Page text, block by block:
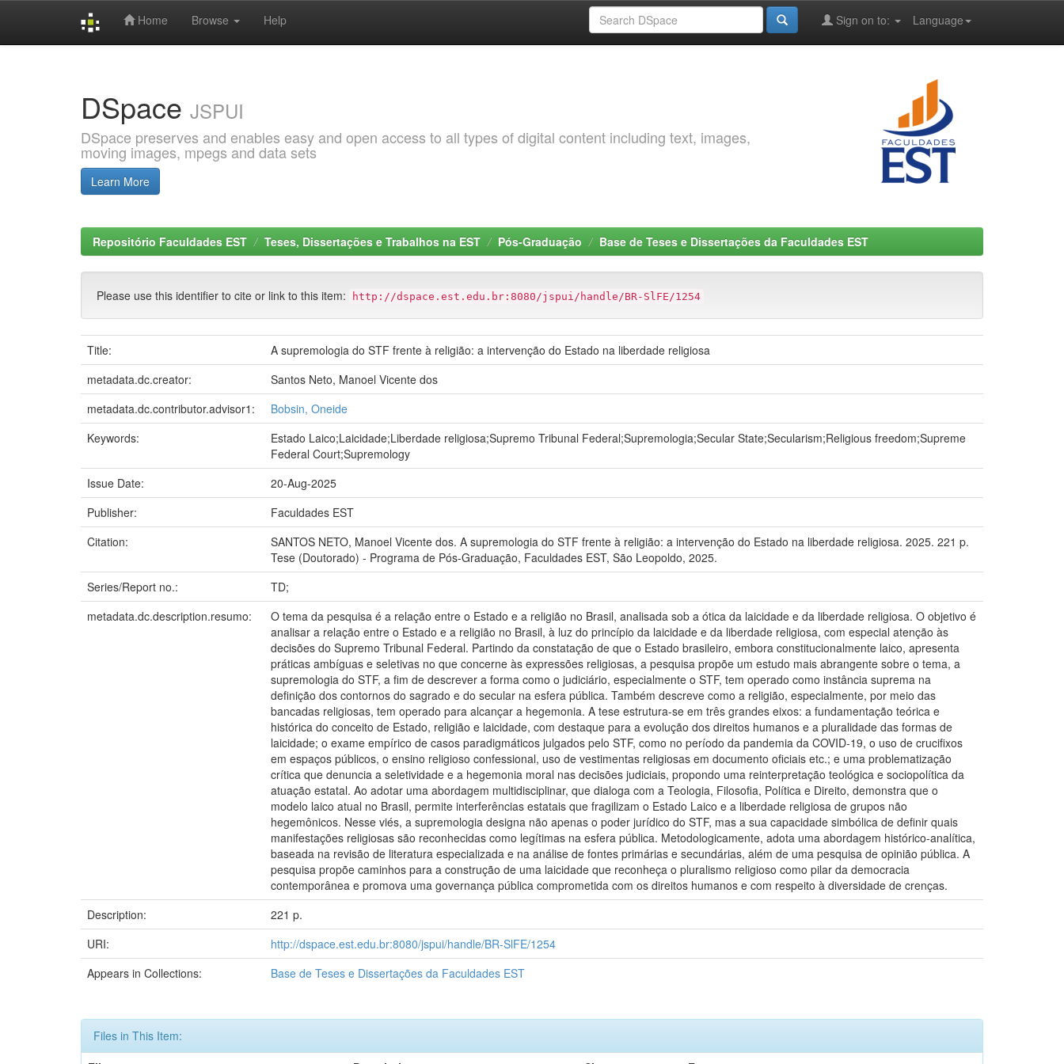
Home Browse Help Language
Sign on to:
DSpace JSPUI
DSpace preserves and enables easy and open access to all types of digital content including text, images,
moving images, mpegs and data sets
Learn More
Repositório Faculdades EST Teses, Dissertações e Trabalhos na EST Pós-Graduação Base de Teses e Dissertações da Faculdades EST
Please use this identifier to cite or link to this item: http://dspace.est.edu.br:8080/jspui/handle/BR-SlFE/1254
Title:
A supremologia do STF frente à religião: a intervenção do Estado na liberdade religiosa
metadata.dc.creator:
Santos Neto, Manoel Vicente dos
metadata.dc.contributor.advisor1:
Bobsin, Oneide
Keywords:
Estado Laico;Laicidade;Liberdade religiosa;Supremo Tribunal Federal;Supremologia;Secular State;Secularism;Religious freedom;Supreme
Federal Court;Supremology
Issue Date:
20-Aug-2025
Publisher:
Faculdades EST
Citation:
SANTOS NETO, Manoel Vicente dos. A supremologia do STF frente à religião: a intervenção do Estado na liberdade religiosa. 2025. 221 p.
Tese (Doutorado) - Programa de Pós-Graduação, Faculdades EST, São Leopoldo, 2025.
Series/Report no.:
TD;
metadata.dc.description.resumo:
O tema da pesquisa é a relação entre o Estado e a religião no Brasil, analisada sob a ótica da laicidade e da liberdade religiosa. O objetivo é
analisar a relação entre o Estado e a religião no Brasil, à luz do princípio da laicidade e da liberdade religiosa, com especial atenção às
decisões do Supremo Tribunal Federal. Partindo da constatação de que o Estado brasileiro, embora constitucionalmente laico, apresenta
práticas ambíguas e seletivas no que concerne às expressões religiosas, a pesquisa propõe um estudo mais abrangente sobre o tema, a
supremologia do STF, a fim de descrever a forma como o judiciário, especialmente o STF, tem operado como instância suprema na
definição dos contornos do sagrado e do secular na esfera pública. Também descreve como a religião, especialmente, por meio das
bancadas religiosas, tem operado para alcançar a hegemonia. A tese estrutura-se em três grandes eixos: a fundamentação teórica e
histórica do conceito de Estado, religião e laicidade, com destaque para a evolução dos direitos humanos e a pluralidade das formas de
laicidade; o exame empírico de casos paradigmáticos julgados pelo STF, como no período da pandemia da COVID-19, o uso de crucifixos
em espaços públicos, o ensino religioso confessional, uso de vestimentas religiosas em documento oficiais etc.; e uma problematização
crítica que denuncia a seletividade e a hegemonia moral nas decisões judiciais, propondo uma reinterpretação teológica e sociopolítica da
atuação estatal. Ao adotar uma abordagem multidisciplinar, que dialoga com a Teologia, Filosofia, Política e Direito, demonstra que o
modelo laico atual no Brasil, permite interferências estatais que fragilizam o Estado Laico e a liberdade religiosa de grupos não
hegemônicos. Nesse viés, a supremologia designa não apenas o poder jurídico do STF, mas a sua capacidade simbólica de definir quais
manifestações religiosas são reconhecidas como legítimas na esfera pública. Metodologicamente, adota uma abordagem histórico-analítica,
baseada na revisão de literatura especializada e na análise de fontes primárias e secundárias, além de uma pesquisa de opinião pública. A
pesquisa propõe caminhos para a construção de uma laicidade que reconheça o pluralismo religioso como pilar da democracia
contemporânea e promova uma governança pública comprometida com os direitos humanos e com respeito à diversidade de crenças.
Description:
221 p.
URI:
http://dspace.est.edu.br:8080/jspui/handle/BR-SlFE/1254
Appears in Collections:
Base de Teses e Dissertações da Faculdades EST
Files in This Item: